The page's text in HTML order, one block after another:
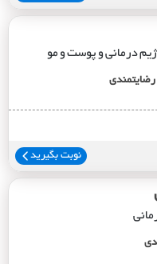
درمانی و پوست و مو
رضایتمندی
نوبت بگیرید